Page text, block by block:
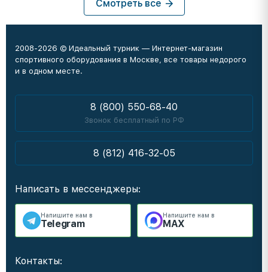
Смотреть все
2008-2026 © Идеальный турник — Интернет-магазин
спортивного оборудования в Москве, все товары недорого
и в одном месте.
8 (800) 550-68-40
Звонок бесплатный по РФ
8 (812) 416-32-05
Написать в мессенджеры:
Напишите нам в
Telegram
Напишите нам в
MAX
Контакты: